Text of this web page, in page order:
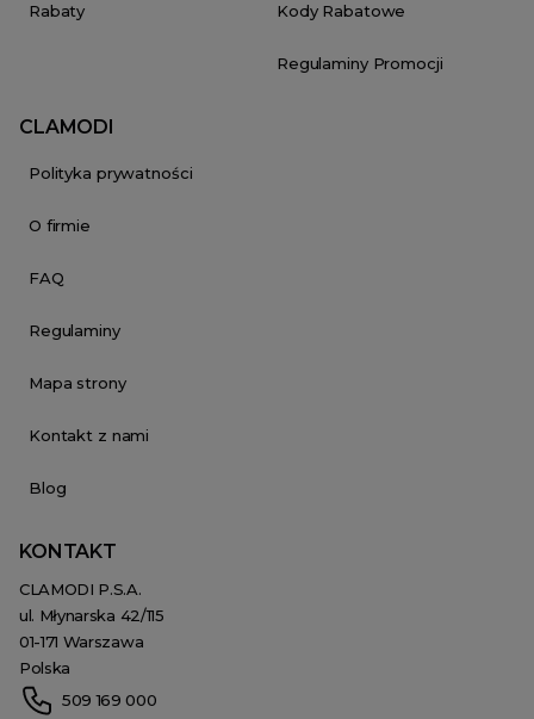
Rabaty Kody Rabatowe
Regulaminy Promocji
CLAMODI
Polityka prywatności
O firmie
FAQ
Regulaminy
Mapa strony
Kontakt z nami
Blog
KONTAKT
CLAMODI P.S.A.
ul. Młynarska 42/115
01-171 Warszawa
Polska
509 169 000